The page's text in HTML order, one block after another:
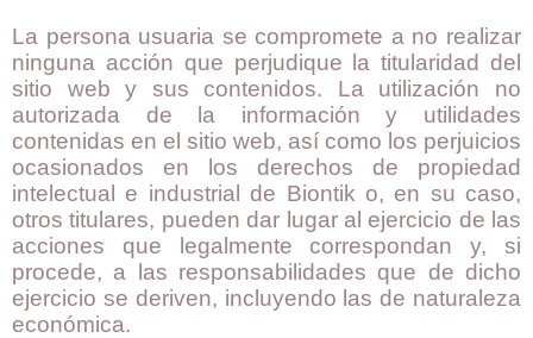
La persona usuaria se compromete a no realizar
ninguna acción que perjudique la titularidad del
sitio web y sus contenidos. La utilización no
autorizada de la información y utilidades
contenidas en el sitio web, así como los perjuicios
ocasionados en los derechos de propiedad
intelectual e industrial de Biontik o, en su caso,
otros titulares, pueden dar lugar al ejercicio de las
acciones que legalmente correspondan y, si
procede, a las responsabilidades que de dicho
ejercicio se deriven, incluyendo las de naturaleza
económica.